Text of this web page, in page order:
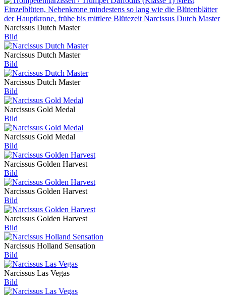
Narcissus Dutch Master
Bild
Narcissus Dutch Master
Bild
Narcissus Dutch Master
Bild
Narcissus Gold Medal
Bild
Narcissus Gold Medal
Bild
Narcissus Golden Harvest
Bild
Narcissus Golden Harvest
Bild
Narcissus Golden Harvest
Bild
Narcissus Holland Sensation
Bild
Narcissus Las Vegas
Bild